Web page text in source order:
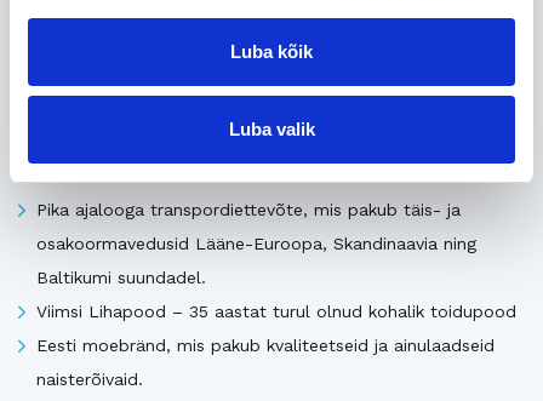
Luba kõik
Luba valik
Uusimad müügis olevad ettevõtted Eestis
Pika ajalooga transpordiettevõte, mis pakub täis- ja
osakoormavedusid Lääne-Euroopa, Skandinaavia ning
Baltikumi suundadel.
Viimsi Lihapood – 35 aastat turul olnud kohalik toidupood
Eesti moebränd, mis pakub kvaliteetseid ja ainulaadseid
naisterõivaid.